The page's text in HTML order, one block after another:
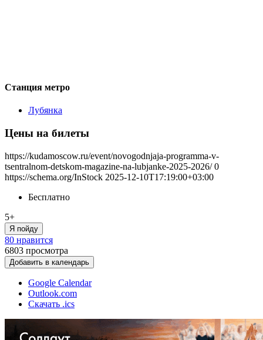
Станция метро
Лубянка
Цены на билеты
https://kudamoscow.ru/event/novogodnjaja-programma-v-
tsentralnom-detskom-magazine-na-lubjanke-2025-2026/ 0
https://schema.org/InStock 2025-12-10T17:19:00+03:00
Бесплатно
5+
Я пойду
80 нравится
6803 просмотра
Добавить в календарь
Google Calendar
Outlook.com
Скачать .ics